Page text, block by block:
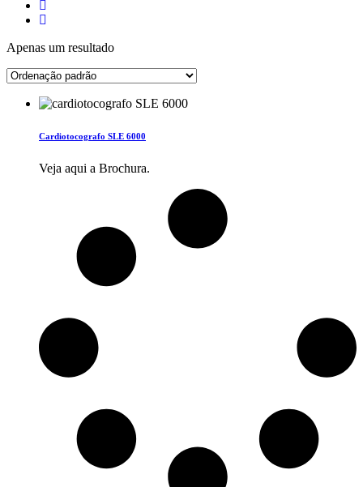
Apenas um resultado
Cardiotocografo SLE 6000
Veja aqui a Brochura.